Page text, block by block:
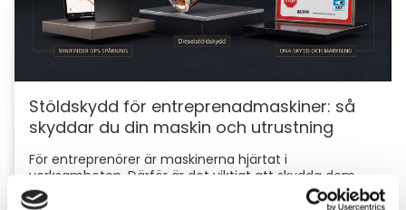
Stöldskydd för entreprenadmaskiner: så
skyddar du din maskin och utrustning
För entreprenörer är maskinerna hjärtat i
verksamheten. Därför är det viktigt att skydda dem
mot stölder och skador som kan orsaka kostsamma